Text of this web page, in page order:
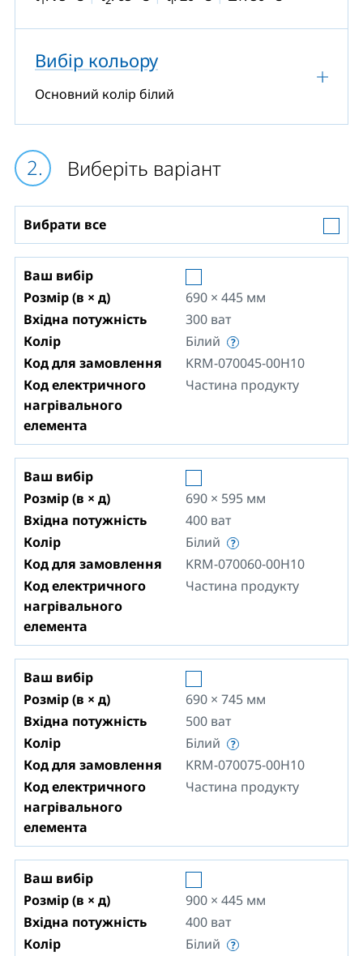
Вибір кольору
Основний колір білий
Виберіть варіант
Вибрати все
Ваш вибір
Розмір (в × д)
690 × 445 мм
Вхідна потужність
300 ват
Колір
Білий
Код для замовлення
KRM-070045-00H10
Код електричного
нагрівального
елемента
Частина продукту
Ваш вибір
Розмір (в × д)
690 × 595 мм
Вхідна потужність
400 ват
Колір
Білий
Код для замовлення
KRM-070060-00H10
Код електричного
нагрівального
елемента
Частина продукту
Ваш вибір
Розмір (в × д)
690 × 745 мм
Вхідна потужність
500 ват
Колір
Білий
Код для замовлення
KRM-070075-00H10
Код електричного
нагрівального
елемента
Частина продукту
Ваш вибір
Розмір (в × д)
900 × 445 мм
Вхідна потужність
400 ват
Колір
Білий